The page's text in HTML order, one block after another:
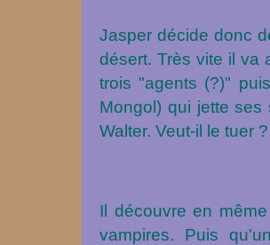
Jasper décide donc
désert. Très vite il va
trois "agents (?)"
Mongol) qui jette
Walter. Veut-il le tuer
Il découvre en
vampires. Puis